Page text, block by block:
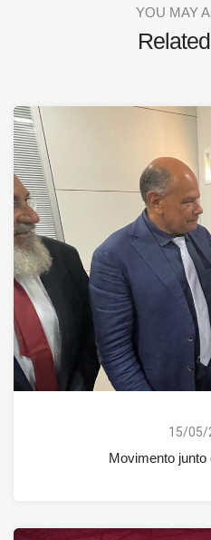
YOU MAY
15/05/
Movimento